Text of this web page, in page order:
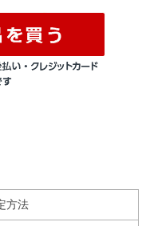
方法